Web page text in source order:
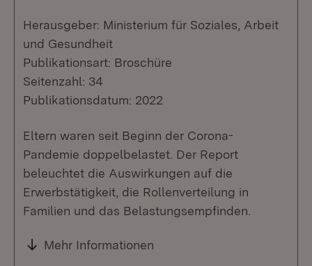
Herausgeber: Ministerium für Soziales, Arbeit
und Gesundheit
Publikationsart: Broschüre
Seitenzahl: 34
Publikationsdatum: 2022
Eltern waren seit Beginn der Corona-
Pandemie doppelbelastet. Der Report
beleuchtet die Auswirkungen auf die
Erwerbstätigkeit, die Rollenverteilung in
Familien und das Belastungsempfinden.
Mehr Informationen